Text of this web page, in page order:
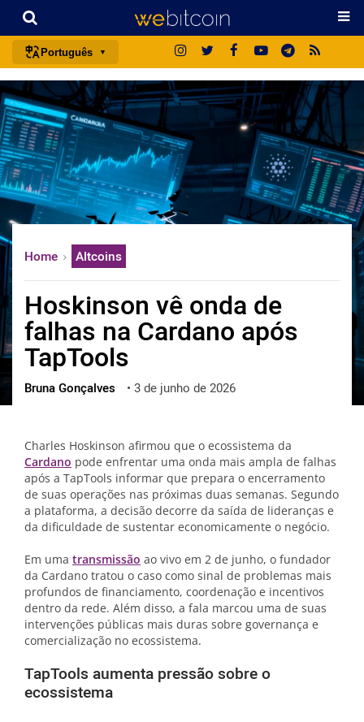
Português
português (BR)
english
español
français
italiano
deutsch
中文
한국어
العربية
ไทย
ქართული
Home Altcoins
Hoskinson vê onda de
falhas na Cardano após
TapTools
Bruna Gonçalves • 3 de junho de 2026
Charles Hoskinson afirmou que o ecossistema da
Cardano pode enfrentar uma onda mais ampla de falhas
após a TapTools informar que prepara o encerramento
de suas operações nas próximas duas semanas. Segundo
a plataforma, a decisão decorre da saída de lideranças e
da dificuldade de sustentar economicamente o negócio.
Em uma transmissão ao vivo em 2 de junho, o fundador
da Cardano tratou o caso como sinal de problemas mais
profundos de financiamento, coordenação e incentivos
dentro da rede. Além disso, a fala marcou uma de suas
intervenções públicas mais duras sobre governança e
comercialização no ecossistema.
TapTools aumenta pressão sobre o
ecossistema